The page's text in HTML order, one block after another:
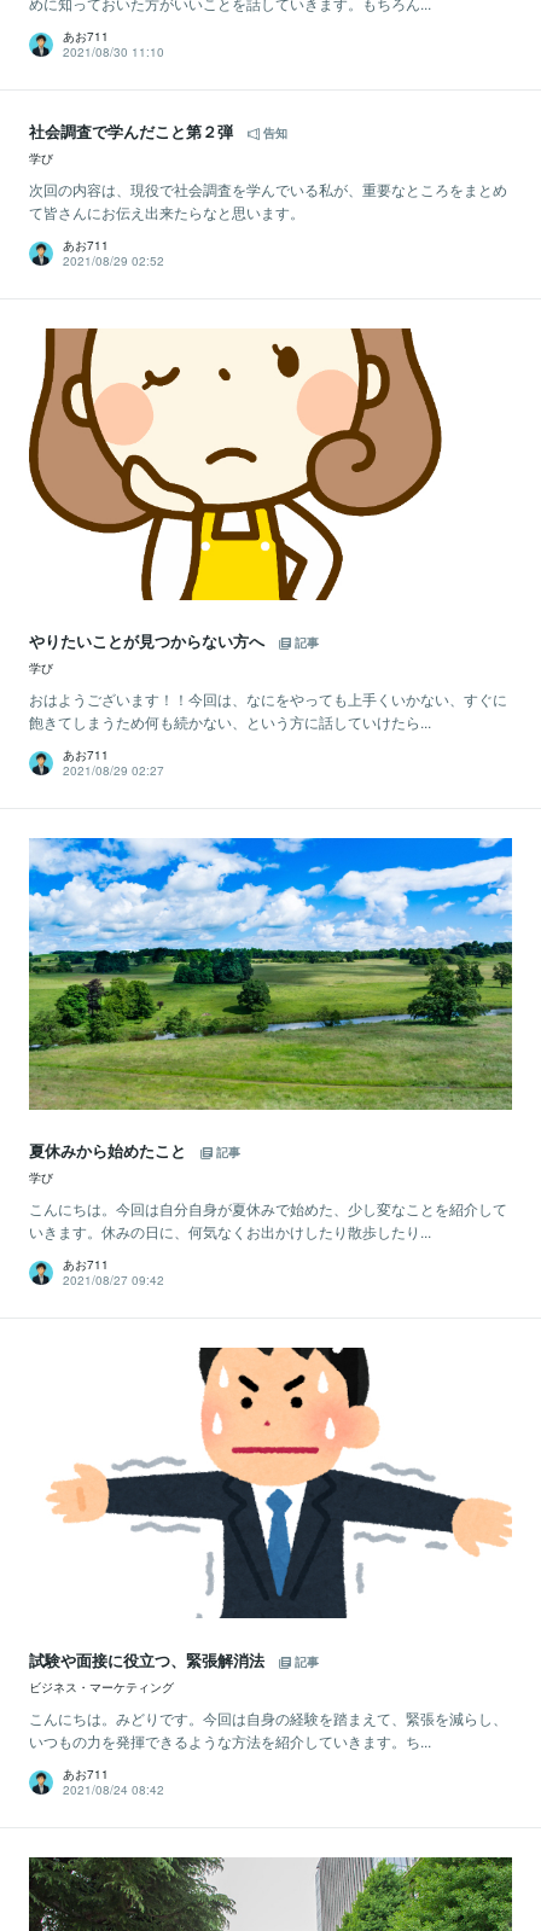
あお711
2021/08/30 11:10
社会調査で学んだこと第２弾
告知
学び
次回の内容は、現役で社会調査を学んでいる私が、重要なところをまとめ
て皆さんにお伝え出来たらなと思います。
あお711
2021/08/29 02:52
やりたいことが見つからない方へ
記事
学び
おはようございます！！今回は、なにをやっても上手くいかない、すぐに
飽きてしまうため何も続かない、という方に話していけたら...
あお711
2021/08/29 02:27
夏休みから始めたこと
記事
学び
こんにちは。今回は自分自身が夏休みで始めた、少し変なことを紹介して
いきます。休みの日に、何気なくお出かけしたり散歩したり...
あお711
2021/08/27 09:42
試験や面接に役立つ、緊張解消法
記事
ビジネス・マーケティング
こんにちは。みどりです。今回は自身の経験を踏まえて、緊張を減らし、
いつもの力を発揮できるような方法を紹介していきます。ち...
あお711
2021/08/24 08:42